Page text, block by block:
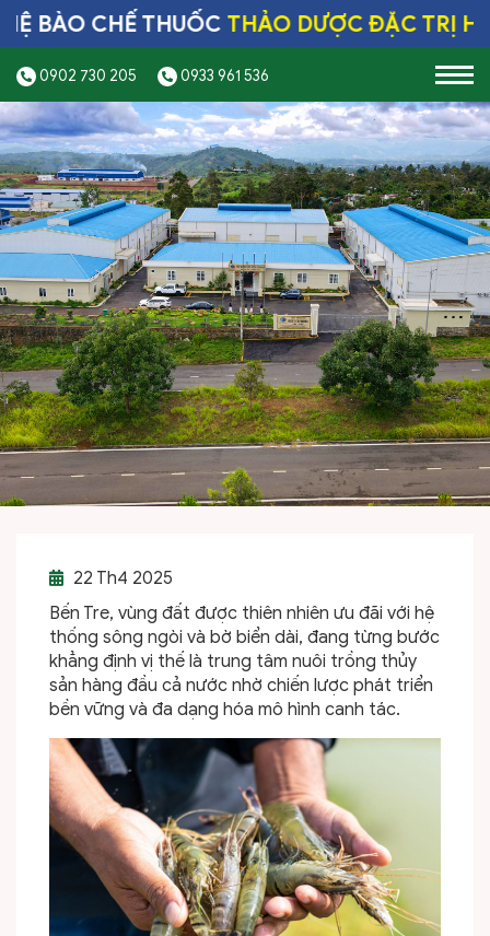
CHẾ THUỐCTHẢO DƯỢC ĐẶC TRỊ
0902 730 205 0933 961 536
22 Th4 2025
Bến Tre, vùng đất được thiên nhiên ưu đãi với hệ
thống sông ngòi và bờ biển dài, đang từng bước
khẳng định vị thế là trung tâm nuôi trồng thủy
sản hàng đầu cả nước nhờ chiến lược phát triển
bền vững và đa dạng hóa mô hình canh tác.